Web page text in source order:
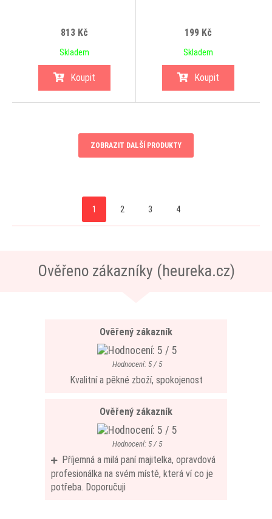
813 Kč
Skladem
Koupit
199 Kč
Skladem
Koupit
ZOBRAZIT DALŠÍ PRODUKTY
1 2 3 4
Ověřeno zákazníky (heureka.cz)
Ověřený zákazník
Hodnocení: 5 / 5
Kvalitní a pěkné zboží, spokojenost
Ověřený zákazník
Hodnocení: 5 / 5
Příjemná a milá paní majitelka, opravdová
profesionálka na svém místě, která ví co je
potřeba. Doporučuji